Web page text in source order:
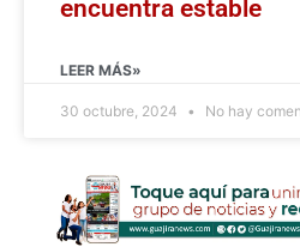
encuentra estable
LEER MÁS»
30 octubre, 2024 No hay